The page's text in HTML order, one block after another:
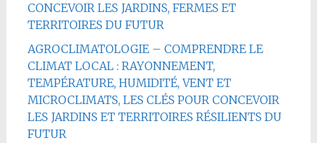
CONCEVOIR LES JARDINS, FERMES ET
TERRITOIRES DU FUTUR
AGROCLIMATOLOGIE – COMPRENDRE LE
CLIMAT LOCAL : RAYONNEMENT,
TEMPÉRATURE, HUMIDITÉ, VENT ET
MICROCLIMATS, LES CLÉS POUR CONCEVOIR
LES JARDINS ET TERRITOIRES RÉSILIENTS DU
FUTUR